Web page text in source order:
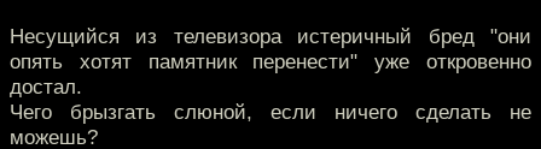
Несущийся из телевизора истеричный бред "они
опять хотят памятник перенести" уже откровенно
достал.
Чего брызгать слюной, если ничего сделать не
можешь?